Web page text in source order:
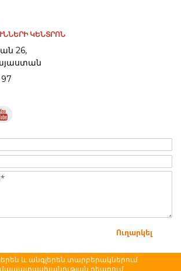
ԿԵՆՏՐՈՆ
26,
97
և անգլերեն տարբերակներում
դեպքում